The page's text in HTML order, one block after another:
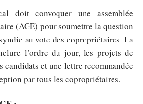
doit convoquer une assemblée
(AGE) pour soumettre la question
au vote des copropriétaires. La
l’ordre du jour, les projets de
candidats et une lettre recommandée
par tous les copropriétaires.